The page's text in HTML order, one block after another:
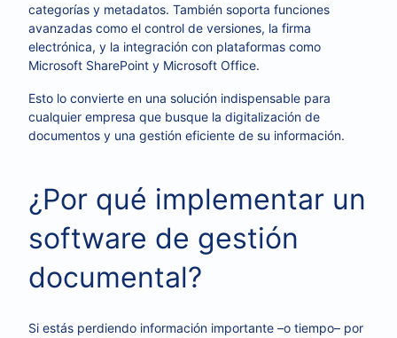
categorías y metadatos. También soporta funciones
avanzadas como el control de versiones, la firma
electrónica, y la integración con plataformas como
Microsoft SharePoint y Microsoft Office.
Esto lo convierte en una solución indispensable para
cualquier empresa que busque la digitalización de
documentos y una gestión eficiente de su información.
¿Por qué implementar un
software de gestión
documental?
Si estás perdiendo información importante –o tiempo– por